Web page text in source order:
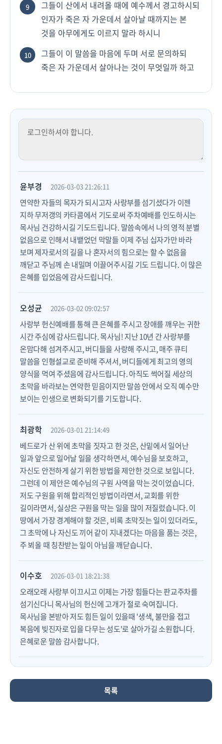
9
그들이 산에서 내려올 때에 예수께서 경고하시되
인자가 죽은 자 가운데서 살아날 때까지는 본
것을 아무에게도 이르지 말라 하시니
10
그들이 이 말씀을 마음에 두며 서로 문의하되
죽은 자 가운데서 살아나는 것이 무엇일까 하고
윤부경 2026-03-03 21:26:11
연약한 자들의 목자가 되시고자 사랑부를 섬기셨다가 이젠
지하 무저갱의 카타콤에서 기도로써 주차예배를 인도하시는
목사님 건강하시길 기도드립니다. 말씀속에서 나의 영적 분별
없음으로 인해서 내뱉었던 막말들 이제 주님 십자가만 바라
보며 제자로서의 길을 나 혼자서의 힘으로는 할 수 없음을
깨닫고 주님께 손 내밀며 이끌어주시길 기도 드립니다. 이 많은
은혜를 입었음에 감사드립니다.
오성균 2026-03-02 09:02:57
사랑부 헌신예배를 통해 큰 은혜를 주시고 장애를 깨우는 귀한
시간 주심에 감사드립니다. 목사님! 지난 10년 간 사랑부를
온맘다해 섬겨주시고, 버디들을 사랑해 주시고, 매주 큐티
말씀을 인형설교로 준비해 주셔서, 버디들에게 최고의 영의
양식을 먹여 주셨음에 감사드립니다. 아직도 썩어질 세상의
초막을 바라보는 연약한 믿음이지만 말씀 안에서 오직 예수만
보이는 인생으로 변화되기를 기도합니다.
최광학 2026-03-01 21:14:49
베드로가 산 위에 초막을 짓자고 한 것은, 산밑에서 일어난
일과 앞으로 일어날 일을 생각하면서, 예수님을 보호하고,
자신도 안전하게 살기 위한 방법을 제안한 것으로 보입니다.
그런데 이 제안은 예수님의 구원 사역을 막는 것이었습니다.
저도 구원을 위해 합리적인 방법이라면서, 교회를 위한
길이라면서, 실상은 구원을 막는 일을 많이 저질렀습니다. 이
땅에서 가장 경계해야 할 것은, 비록 초막짓는 일이 있더라도,
그 초막에 나 자신도 끼어 같이 지내겠다는 마음을 품는 것은,
주 뵈올 때 칭찬받는 일이 아님을 깨닫습니다.
이수호 2026-03-01 18:21:38
오래오래 사랑부 이끄시고 이제는 가장 힘들다는 판교주차를
섬기신다니 목사님의 헌신에 고개가 절로 숙여집니다.
목사님을 본받아 저도 힘든 일이 있을때 '생색, 불만을 접고
복음에 빚진자로 입을 다무는 성도'로 살아가길 소원합니다.
은혜로운 말씀 감사합니다.
목록